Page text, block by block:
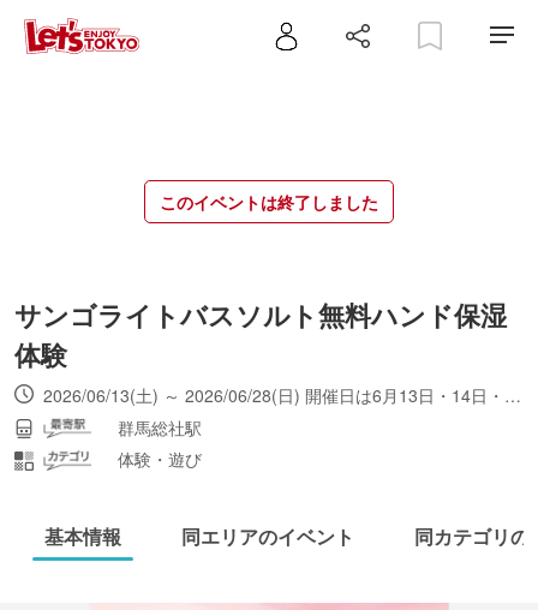
このイベントは終了しました
サンゴライトバスソルト無料ハンド保湿
体験
2026/06/13(土) ～ 2026/06/28(日) 開催日は6月13日・14日・27日・28日。
群馬総社駅
体験・遊び
基本情報 同エリアのイベント 同カテゴリの